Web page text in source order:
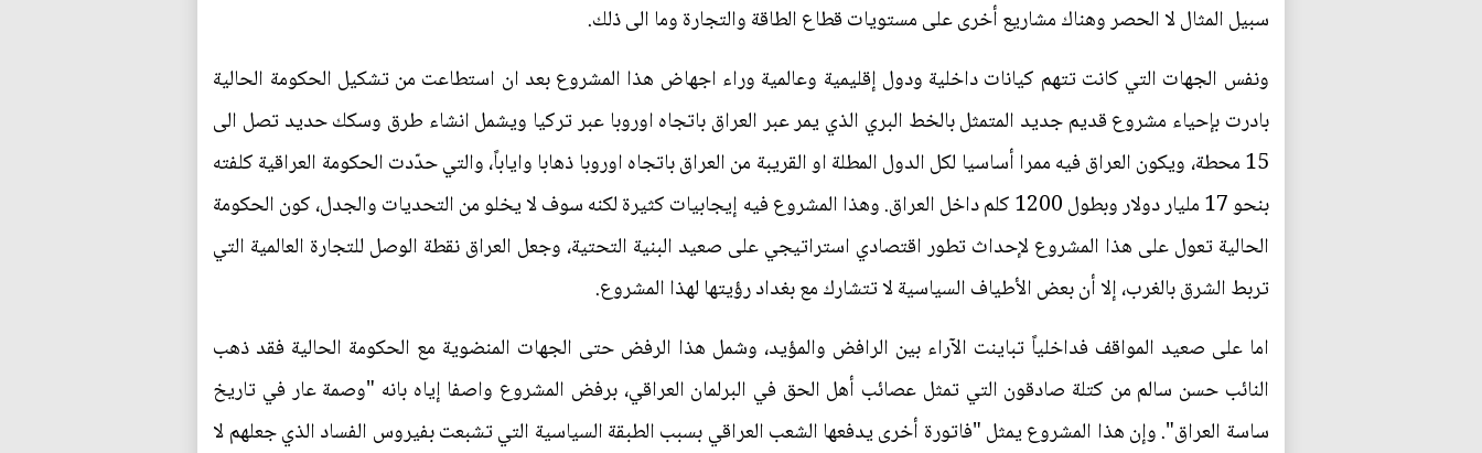
سبيل المثال لا الحصر وهناك مشاريع أخرى على مستويات قطاع الطاقة والتجارة وما الى ذلك.
ونفس الجهات التي كانت تتهم كيانات داخلية ودول إقليمية وعالمية وراء اجهاض هذا المشروع بعد ان استطاعت من تشكيل الحكومة الحالية
بادرت بإحياء مشروع قديم جديد المتمثل بالخط البري الذي يمر عبر العراق باتجاه اوروبا عبر تركيا ويشمل انشاء طرق وسكك حديد تصل الى
15 محطة، ويكون العراق فيه ممرا أساسيا لكل الدول المطلة او القريبة من العراق باتجاه اوروبا ذهابا واياباً، والتي حدّدت الحكومة العراقية كلفته
بنحو 17 مليار دولار وبطول 1200 كلم داخل العراق. وهذا المشروع فيه إيجابيات كثيرة لكنه سوف لا يخلو من التحديات والجدل، كون الحكومة
الحالية تعول على هذا المشروع لإحداث تطور اقتصادي استراتيجي على صعيد البنية التحتية، وجعل العراق نقطة الوصل للتجارة العالمية التي
تربط الشرق بالغرب، إلا أن بعض الأطياف السياسية لا تتشارك مع بغداد رؤيتها لهذا المشروع.
اما على صعيد المواقف فداخلياً تباينت الآراء بين الرافض والمؤيد، وشمل هذا الرفض حتى الجهات المنضوية مع الحكومة الحالية فقد ذهب
النائب حسن سالم من كتلة صادقون التي تمثل عصائب أهل الحق في البرلمان العراقي، برفض المشروع واصفا إياه بانه "وصمة عار في تاريخ
ساسة العراق". وإن هذا المشروع يمثل "فاتورة أخرى يدفعها الشعب العراقي بسبب الطبقة السياسية التي تشبعت بفيروس الفساد الذي جعلهم لا